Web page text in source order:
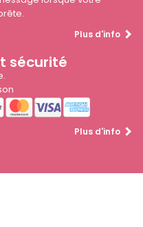
Plus d'info
sécurité
Plus d'info